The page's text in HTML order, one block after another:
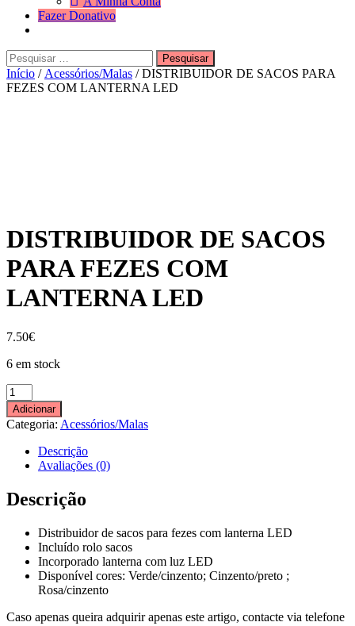
Fazer Donativo
Search
Pesquisar
por:
Início / Acessórios/Malas / DISTRIBUIDOR DE SACOS PARA
FEZES COM LANTERNA LED
DISTRIBUIDOR DE SACOS
PARA FEZES COM
LANTERNA LED
7.50€
6 em stock
Quantidade
de
DISTRIBUIDOR
DE
SACOS
PARA
FEZES
COM
LANTERNA
Adicionar
Categoria: Acessórios/Malas
Descrição
Avaliações (0)
Descrição
Distribuidor de sacos para fezes com lanterna LED
Incluído rolo sacos
Incorporado lanterna com luz LED
Disponível cores: Verde/cinzento; Cinzento/preto ;
Rosa/cinzento
Caso apenas queira adquirir apenas este artigo, contacte via telefone